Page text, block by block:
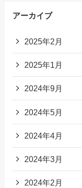
アーカイブ
2025年2月
2025年1月
2024年9月
2024年5月
2024年4月
2024年3月
2024年2月